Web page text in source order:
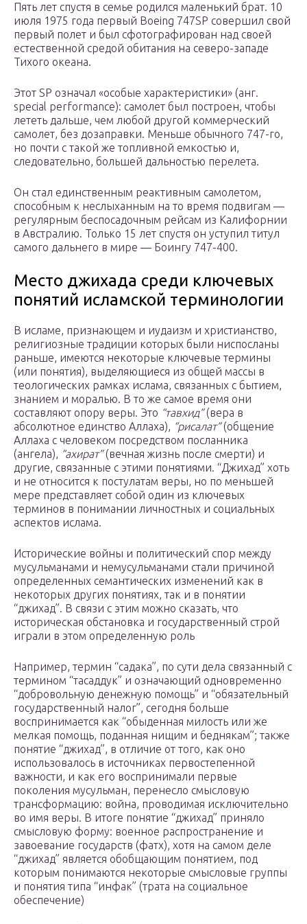
Пять лет спустя в семье родился маленький брат. 10
июля 1975 года первый Boeing 747SP совершил свой
первый полет и был сфотографирован над своей
естественной средой обитания на северо-западе
Тихого океана.
Этот SP означал «особые характеристики» (анг.
special performance): самолет был построен, чтобы
лететь дальше, чем любой другой коммерческий
самолет, без дозаправки. Меньше обычного 747-го,
но почти с такой же топливной емкостью и,
следовательно, большей дальностью перелета.
Он стал единственным реактивным самолетом,
способным к неслыханным на то время подвигам —
регулярным беспосадочным рейсам из Калифорнии
в Австралию. Только 15 лет спустя он уступил титул
самого дальнего в мире — Боингу 747-400.
Место джихада среди ключевых
понятий исламской терминологии
В исламе, признающем и иудаизм и христианство,
религиозные традиции которых были ниспосланы
раньше, имеются некоторые ключевые термины
(или понятия), выделяющиеся из общей массы в
теологических рамках ислама, связанных с бытием,
знанием и моралью. В то же самое время они
составляют опору веры. Это “тавхид”(вера в
абсолютное единство Аллаха), “рисалат”(общение
Аллаха с человеком посредством посланника
(ангела), “ахират”(вечная жизнь после смерти) и
другие, связанные с этими понятиями. “Джихад” хоть
и не относится к постулатам веры, но по меньшей
мере представляет собой один из ключевых
терминов в понимании личностных и социальных
аспектов ислама.
Исторические войны и политический спор между
мусульманами и немусульманами стали причиной
определенных семантических изменений как в
некоторых других понятиях, так и в понятии
“джихад”. В связи с этим можно сказать, что
историческая обстановка и государственный строй
играли в этом определенную роль
Например, термин “садака”, по сути дела связанный с
термином “тасаддук” и означающий одновременно
“добровольную денежную помощь” и “обязательный
государственный налог”, сегодня больше
воспринимается как “обыденная милость или же
мелкая помощь, поданная нищим и беднякам”; также
понятие “джихад”, в отличие от того, как оно
использовалось в источниках первостепенной
важности, и как его воспринимали первые
поколения мусульман, перенесло смысловую
трансформацию: война, проводимая исключительно
во имя веры. В итоге понятие “джихад” приняло
смысловую форму: военное распространение и
завоевание государств (фатх), хотя на самом деле
“джихад” является обобщающим понятием, под
которым понимаются некоторые смысловые группы
и понятия типа “инфак” (трата на социальное
обеспечение)